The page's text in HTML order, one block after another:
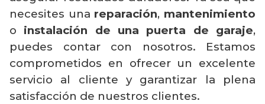
necesites una reparación, mantenimiento
o instalación de una puerta de garaje,
puedes contar con nosotros. Estamos
comprometidos en ofrecer un excelente
servicio al cliente y garantizar la plena
satisfacción de nuestros clientes.